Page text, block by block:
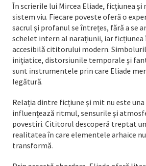
În scrierile lui Mircea Eliade, ficțiunea
sistem viu. Fiecare poveste oferă o
sacrul și profanul se întrețes, fără a se
schelet intern al narațiunii, iar ficțiunea
accesibilă cititorului modern.
inițiatice, distorsiunile temporale și
sunt instrumentele prin care Eliade
legătură.
Relația dintre ficțiune și mit nu este una
influențează ritmul, sensurile și
povestiri. Cititorul descoperă treptat
realitatea în care elementele arhaice nu
transformă.